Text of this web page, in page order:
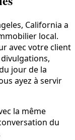
California a
local.
avec votre client
jour de la
ayez à servir
la même
du